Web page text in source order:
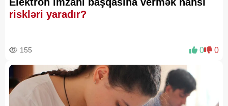
riskləri yaradır?
155 0 0